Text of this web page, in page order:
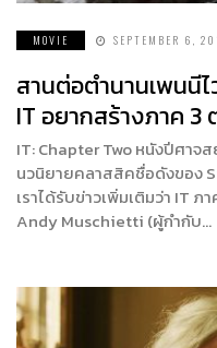
MOVIE SEPTEMBER 6,
สานต่อตำนานเพนนี
IT อยากสร้างภาค 3
IT: Chapter Two หนังปีศา
นวนิยายคลาสสิคชื่อดังของ
เราได้รับข่าวเพิ่มเติมว่า IT ภ
Andy Muschietti (ผู้กำกับ…